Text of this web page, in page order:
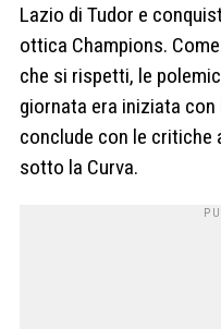
Lazio di Tudor e
ottica Champions.
che si rispetti, le
giornata era iniziata
conclude con le critiche
sotto la Curva.